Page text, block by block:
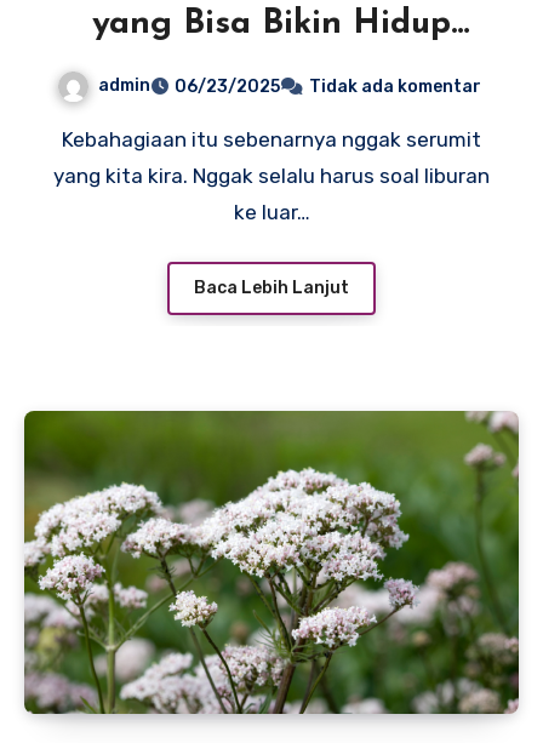
yang Bisa Bikin Hidup
admin 06/23/2025 Tidak ada komentar
Kebahagiaan itu sebenarnya nggak serumit
yang kita kira. Nggak selalu harus soal liburan
ke luar…
Baca Lebih Lanjut